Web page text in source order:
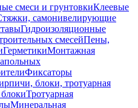
смеси и грунтовкиКлеевые
самонивелирующие
Гидроизоляционные
смесейПены,
ГерметикиМонтажная
Фиксаторы
блоки, тротуарная
Тротуарная
Минеральная